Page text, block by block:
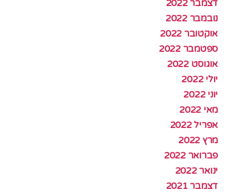
דצמבר 2022
נובמבר 2022
אוקטובר 2022
ספטמבר 2022
אוגוסט 2022
יולי 2022
יוני 2022
מאי 2022
אפריל 2022
מרץ 2022
פברואר 2022
ינואר 2022
דצמבר 2021